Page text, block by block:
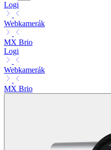
Logi
Webkamerák
MX Brio
Logi
Webkamerák
MX Brio